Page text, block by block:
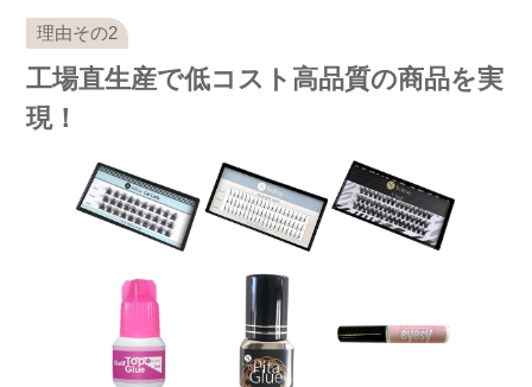
工場直生産で低コスト高品質の商品を実
現！